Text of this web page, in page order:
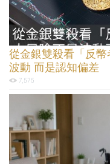
從金銀雙殺看「反
波動 而是認知偏差
7,575